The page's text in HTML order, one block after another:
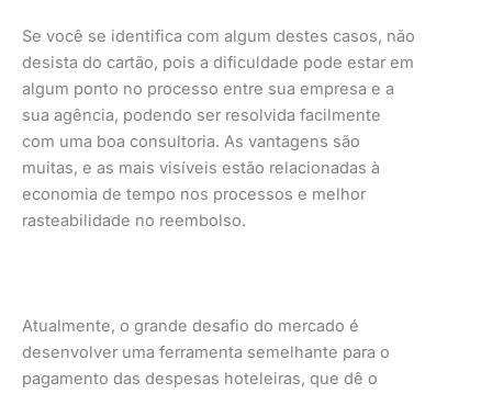
Se você se identifica com algum destes casos, não
desista do cartão, pois a dificuldade pode estar em
algum ponto no processo entre sua empresa e a
sua agência, podendo ser resolvida facilmente
com uma boa consultoria. As vantagens são
muitas, e as mais visíveis estão relacionadas à
economia de tempo nos processos e melhor
rasteabilidade no reembolso.
Atualmente, o grande desafio do mercado é
desenvolver uma ferramenta semelhante para o
pagamento das despesas hoteleiras, que dê o